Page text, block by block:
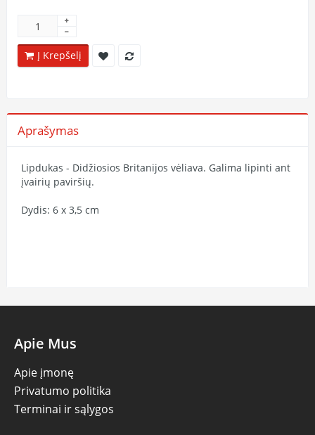
Į Krepšelį
Aprašymas
Lipdukas - Didžiosios Britanijos vėliava. Galima lipinti ant
įvairių paviršių.
Dydis: 6 x 3,5 cm
Apie Mus
Apie įmonę
Privatumo politika
Terminai ir sąlygos